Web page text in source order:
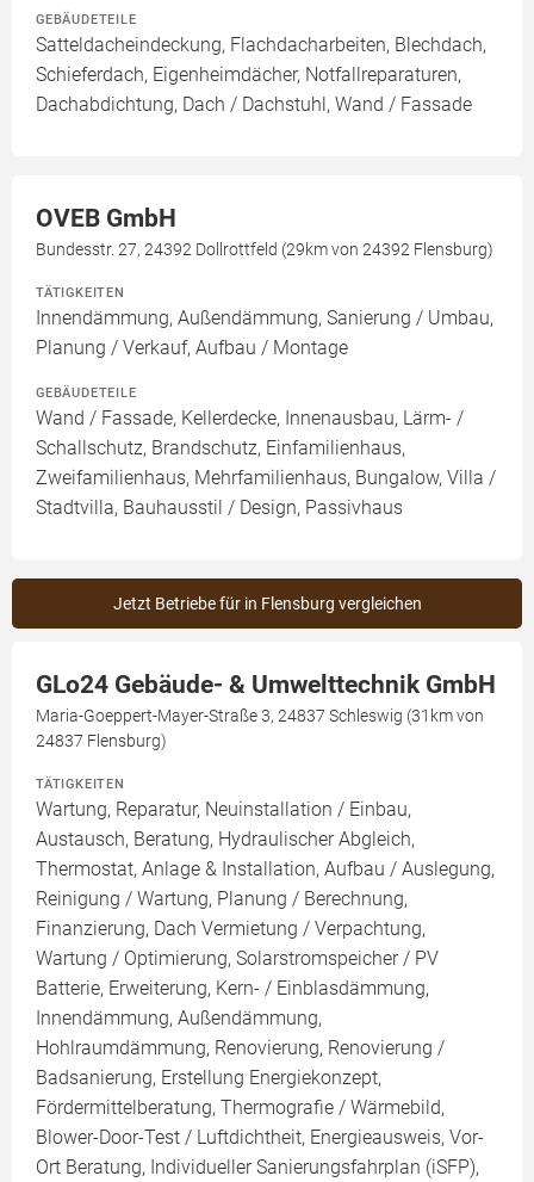
GEBÄUDETEILE
Satteldacheindeckung, Flachdacharbeiten, Blechdach,
Schieferdach, Eigenheimdächer, Notfallreparaturen,
Dachabdichtung, Dach / Dachstuhl, Wand / Fassade
OVEB GmbH
Bundesstr. 27, 24392 Dollrottfeld (29km von 24392 Flensburg)
TÄTIGKEITEN
Innendämmung, Außendämmung, Sanierung / Umbau,
Planung / Verkauf, Aufbau / Montage
GEBÄUDETEILE
Wand / Fassade, Kellerdecke, Innenausbau, Lärm- /
Schallschutz, Brandschutz, Einfamilienhaus,
Zweifamilienhaus, Mehrfamilienhaus, Bungalow, Villa /
Stadtvilla, Bauhausstil / Design, Passivhaus
Jetzt Betriebe für in Flensburg vergleichen
GLo24 Gebäude- & Umwelttechnik GmbH
Maria-Goeppert-Mayer-Straße 3, 24837 Schleswig (31km von
24837 Flensburg)
TÄTIGKEITEN
Wartung, Reparatur, Neuinstallation / Einbau,
Austausch, Beratung, Hydraulischer Abgleich,
Thermostat, Anlage & Installation, Aufbau / Auslegung,
Reinigung / Wartung, Planung / Berechnung,
Finanzierung, Dach Vermietung / Verpachtung,
Wartung / Optimierung, Solarstromspeicher / PV
Batterie, Erweiterung, Kern- / Einblasdämmung,
Innendämmung, Außendämmung,
Hohlraumdämmung, Renovierung, Renovierung /
Badsanierung, Erstellung Energiekonzept,
Fördermittelberatung, Thermografie / Wärmebild,
Blower-Door-Test / Luftdichtheit, Energieausweis, Vor-
Ort Beratung, Individueller Sanierungsfahrplan (iSFP),